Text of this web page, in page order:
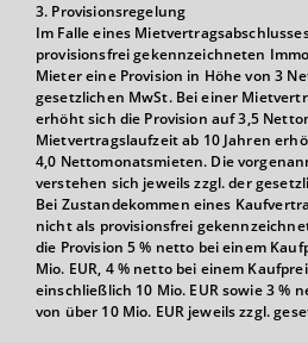
3. Provisionsregelung
Im Falle eines
provisionsfrei gekennzeichneten
Mieter eine Provision in Höhe von 3
gesetzlichen MwSt. Bei einer
erhöht sich die Provision auf 3,5
Mietvertragslaufzeit ab 10 Jahren
4,0 Nettomonatsmieten. Die
verstehen sich jeweils zzgl. der
Bei Zustandekommen eines
nicht als provisionsfrei
die Provision 5 % netto bei einem
Mio. EUR, 4 % netto bei einem
einschließlich 10 Mio. EUR sowie 3 %
von über 10 Mio. EUR jeweils zzgl.